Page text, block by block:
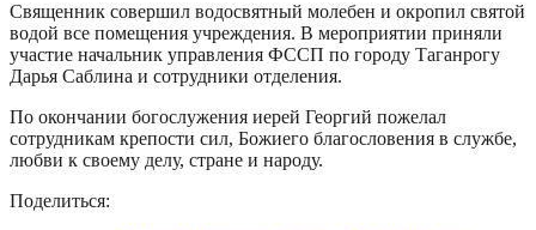
Священник совершил водосвятный молебен и окропил святой
водой все помещения учреждения. В мероприятии приняли
участие начальник управления ФССП по городу Таганрогу
Дарья Саблина и сотрудники отделения.
По окончании богослужения иерей Георгий пожелал
сотрудникам крепости сил, Божиего благословения в службе,
любви к своему делу, стране и народу.
Поделиться: